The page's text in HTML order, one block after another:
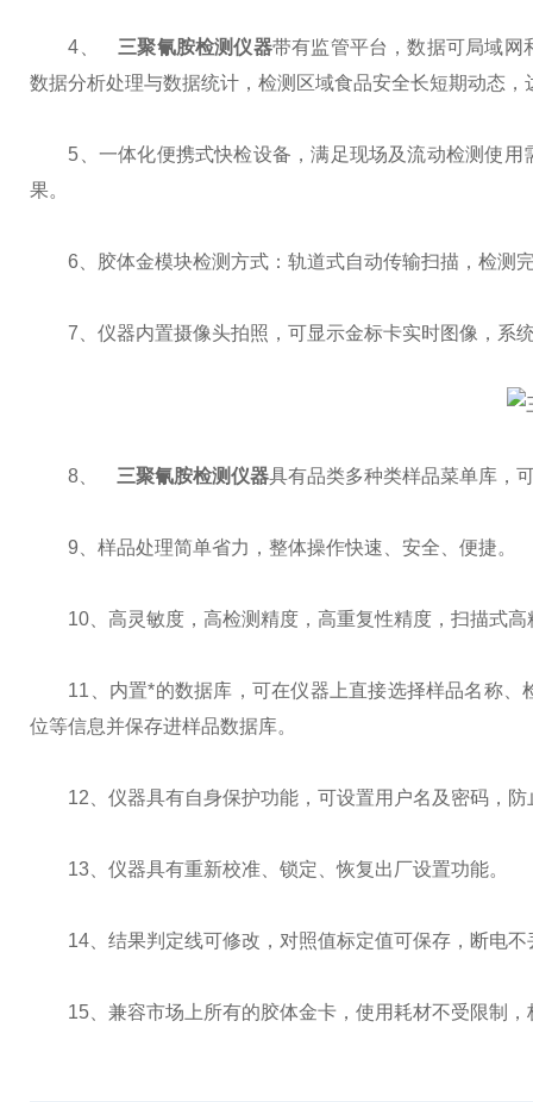
4、 三聚氰胺检测仪器带有监管平台，数据可局域网
数据分析处理与数据统计，检测区域食品安全长短期动态
5、一体化便携式快检设备，满足现场及流动检测使用
果。
6、胶体金模块检测方式：轨道式自动传输扫描，检测
7、仪器内置摄像头拍照，可显示金标卡实时图像，系
8、 三聚氰胺检测仪器具有品类多种类样品菜单库，
9、样品处理简单省力，整体操作快速、安全、便捷。
10、高灵敏度，高检测精度，高重复性精度，扫描式高
11、内置*的数据库，可在仪器上直接选择样品名称、
位等信息并保存进样品数据库。
12、仪器具有自身保护功能，可设置用户名及密码，防
13、仪器具有重新校准、锁定、恢复出厂设置功能。
14、结果判定线可修改，对照值标定值可保存，断电不
15、兼容市场上所有的胶体金卡，使用耗材不受限制，